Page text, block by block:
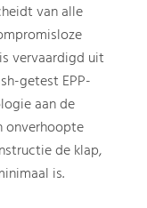
van alle
vervaardigd uit
getest EPP-
aan de
onverhoopte
de klap,
is.